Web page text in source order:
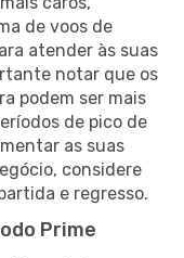
de voos de
atender às suas
notar que os
podem ser mais
de pico de
as suas
considere
e regresso.
Prime